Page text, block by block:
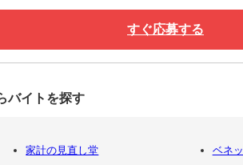
すぐ応募する
バイトを探す
家計の見直し堂
ベネ